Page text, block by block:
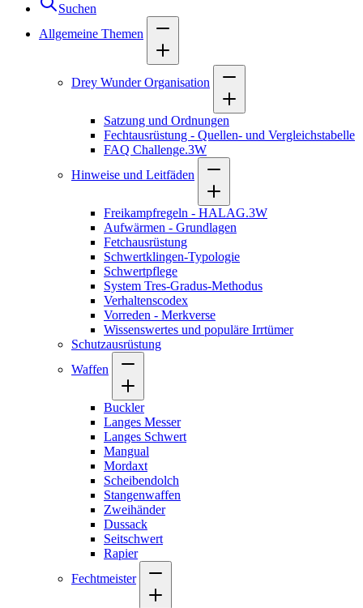
Suchen
Allgemeine Themen
Drey Wunder Organisation
Satzung und Ordnungen
Fechtausrüstung - Quellen- und Vergleichstabelle
FAQ Challenge.3W
Hinweise und Leitfäden
Freikampfregeln - HALAG.3W
Aufwärmen - Grundlagen
Fetchausrüstung
Schwertklingen-Typologie
Schwertpflege
System Tres-Gradus-Methodus
Verhaltenscodex
Vorreden - Merkverse
Wissenswertes und populäre Irrtümer
Schutzausrüstung
Waffen
Buckler
Langes Messer
Langes Schwert
Mangual
Mordaxt
Scheibendolch
Stangenwaffen
Zweihänder
Dussack
Seitschwert
Rapier
Fechtmeister